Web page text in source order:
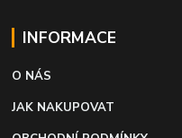
INFORMACE
O NÁS
JAK NAKUPOVAT